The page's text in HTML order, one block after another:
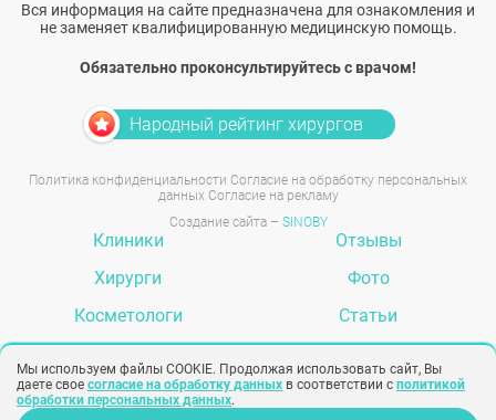
Вся информация на сайте предназначена для ознакомления и
не заменяет квалифицированную медицинскую помощь.
Обязательно проконсультируйтесь с врачом!
Народный рейтинг хирургов
Политика конфиденциальности Согласие на обработку персональных
данных Согласие на рекламу
Создание сайта – SINOBY
Клиники
Хирурги
Косметологи
Отзывы
Фото
Статьи
Мы используем файлы COOKIE. Продолжая использовать сайт, Вы
даете свое согласие на обработку данных в соответствии с политикой
обработки персональных данных.